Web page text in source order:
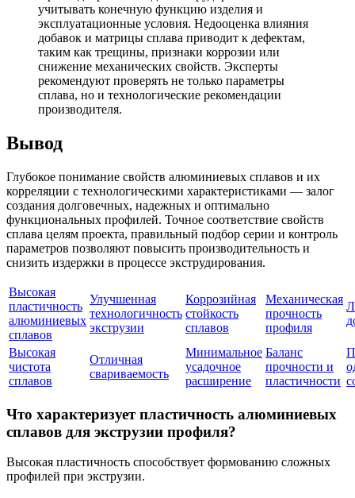
учитывать конечную функцию изделия и
эксплуатационные условия. Недооценка влияния
добавок и матрицы сплава приводит к дефектам,
таким как трещины, признаки коррозии или
снижение механических свойств. Эксперты
рекомендуют проверять не только параметры
сплава, но и технологические рекомендации
производителя.
Вывод
Глубокое понимание свойств алюминиевых сплавов и их
корреляции с технологическими характеристиками — залог
создания долговечных, надежных и оптимально
функциональных профилей. Точное соответствие свойств
сплава целям проекта, правильный подбор серии и контроль
параметров позволяют повысить производительность и
снизить издержки в процессе экструдирования.
Высокая
пластичность
алюминиевых
сплавов
Улучшенная
технологичность
экструзии
Коррозийная
стойкость
сплавов
Механическая
прочность
профиля
Высокая
чистота
сплавов
Отличная
свариваемость
Минимальное
усадочное
расширение
Баланс
прочности и
пластичности
Что характеризует пластичность алюминиевых
сплавов для экструзии профиля?
Высокая пластичность способствует формованию сложных
профилей при экструзии.